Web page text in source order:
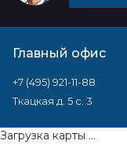
Главный офис
+7 (495) 921-11-88
Ткацкая д. 5 с. 3
Загрузка карты ...